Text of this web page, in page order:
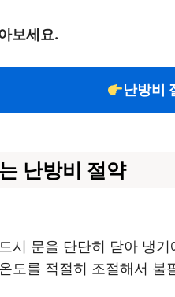
보세요.
난방비
난방비 절약
시 문을 단단히 닫아 냉
도를 적절히 조절해서